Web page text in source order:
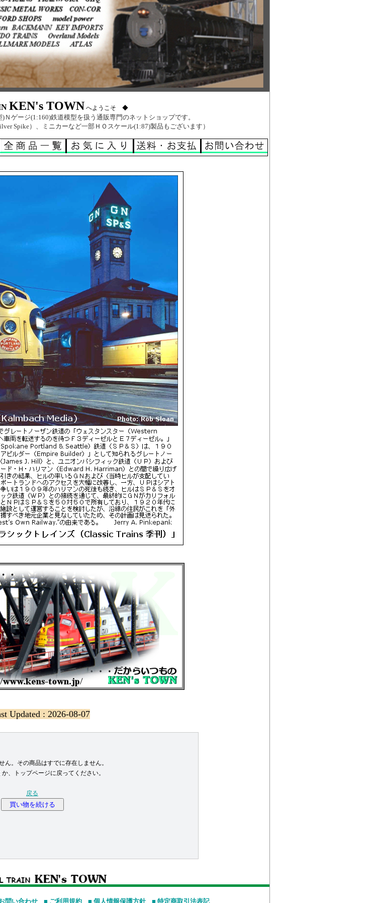
KEN's TOWN へようこそ ◆
ゲージ(1:160)鉄道模型を扱う通販専門のネットショップです。
Spike）、ミニカーなど一部ＨＯスケール(1:87)製品もございます）
Updated : 2026-08-07
ん。その商品はすでに存在しません。
、トップページに戻ってください。
戻る
買い物を続ける
問い合わせ ■ ご利用規約 ■ 個人情報保護方針 ■ 特定商取引法表記